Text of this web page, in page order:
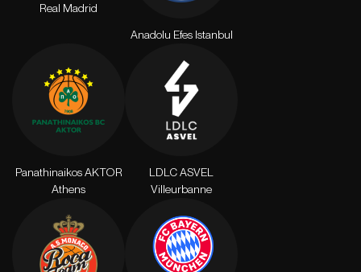
Real Madrid
Anadolu Efes Istanbul
Panathinaikos AKTOR
Athens
LDLC ASVEL
Villeurbanne